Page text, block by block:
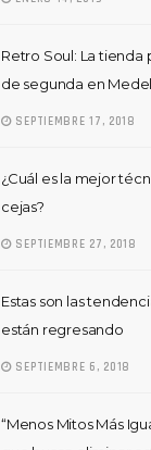
Retro Soul: La tienda
de segunda en
SEPTIEMBRE 17, 2018
¿Cuál es la mejor
cejas?
SEPTIEMBRE 27, 2018
Estas son las
están regresando
SEPTIEMBRE 6, 2018
“Menos Mitos Más